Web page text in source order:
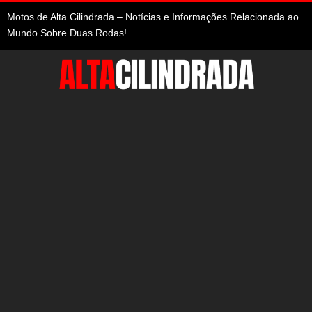
Motos de Alta Cilindrada – Notícias e Informações Relacionada ao
Mundo Sobre Duas Rodas!